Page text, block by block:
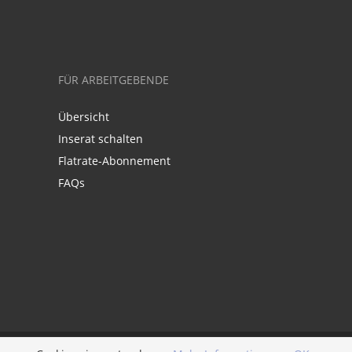
FÜR ARBEITGEBENDE
Übersicht
Inserat schalten
Flatrate-Abonnement
FAQs